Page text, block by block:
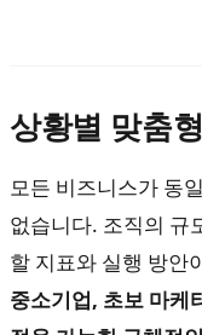
상황별 맞춤
모든 비즈니스가 동
없습니다. 조직의 규
할 지표와 실행 방안
중소기업, 초보 마케